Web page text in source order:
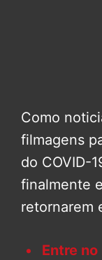
Como
filmagens
do COVID-
finalmente
retornarem
Entre